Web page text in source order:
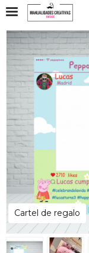
Cartel de regalo